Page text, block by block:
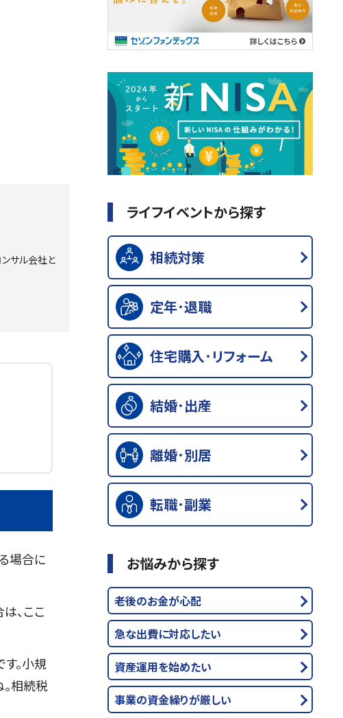
サル会社と
場合に
、ここ
。小規
相続税
ライフイベントから探す
相続対策
定年･退職
住宅購入･リフォーム
結婚･出産
離婚･別居
転職･副業
お悩みから探す
老後のお金が心配
急な出費に対応したい
資産運用を始めたい
事業の資金繰りが厳しい